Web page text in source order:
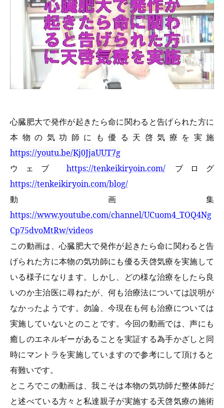
心臓肥大で発作が起きたら命に関わると告げられた方に
本物の気功師にも優る天啓気療を実施
https://youtu.be/Kj0JjaUUT7g
ウェブ https://tenkeikiryoin.com/ブログ
https://tenkeikiryoin.com/blog/
動画集
https://www.youtube.com/channel/UCuom4_TOQ4Ng
Cp75dvoMtRw/videos
この動画は、心臓肥大で発作が起きたら命に関わると告
げられた方に本物の気功師にも優る天啓気療を実施して
いる様子になります。しかし、どの様な治療をしたら良
いのか主治医に尋ねたが、何も治療法については説明が
なかったようです。勿論、今現在も何も治療については
実施していないとのことです。今回の動画では、声にも
癒しのエネルギーがあることを実証する為手かざしと同
時にマントラを実施していますので参考にして頂けると
有難いです。
ところでこの動画は、我こそは本物の気功師だ整体師だ
と述べている方々と私達親子が実施する天啓気療の施術